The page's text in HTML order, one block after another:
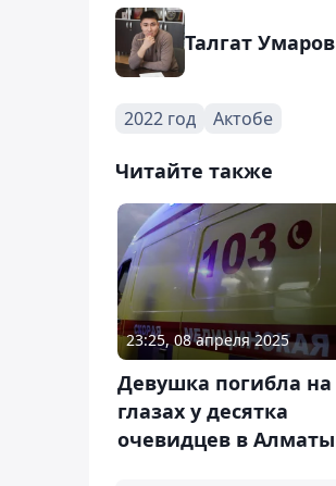
Талгат Умаров
2022 год Актобе
Читайте также
23:25, 08 апреля 2025
Девушка погибла на
глазах у десятка
очевидцев в Алматы